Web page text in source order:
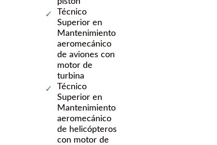
Técnico
Superior en
Mantenimiento
aeromecánico
de aviones con
motor de
turbina
Técnico
Superior en
Mantenimiento
aeromecánico
de helicópteros
con motor de